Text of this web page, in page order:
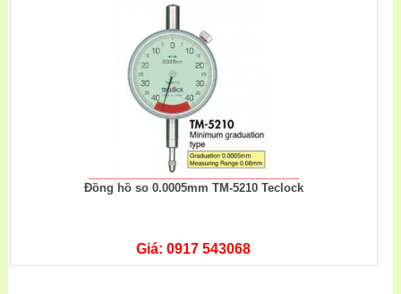
Đồng hồ so 0.0005mm TM-5210 Teclock
Giá: 0917 543068